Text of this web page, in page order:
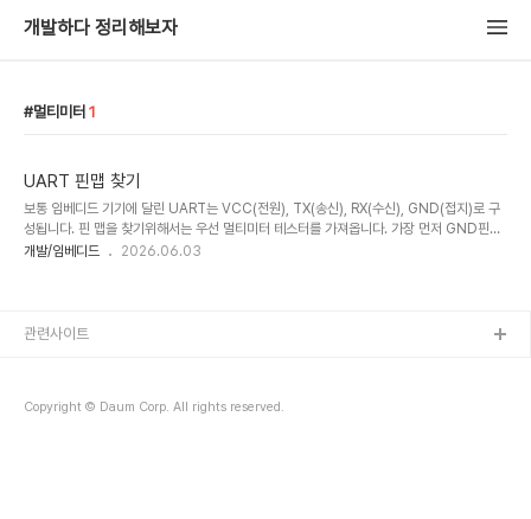
개발하다 정리해보자
멀티미터 1
UART 핀맵 찾기
보통 임베디드 기기에 달린 UART는 VCC(전원), TX(송신), RX(수신), GND(접지)로 구
성됩니다. 핀 맵을 찾기위해서는 우선 멀티미터 테스터를 가져옵니다. 가장 먼저 GND핀을
먼저 찾아야합니다.멀티미터를 통전 확인 모드로 놓고, 보드의 전원이 들어오는 쪽에 있는
있습니다.그 핀이 VCC입니다. TX, RX는 거꾸로 연결해도 큰 문제가 발생하지 않기 때문에
개발/임베디드 2026.06.03
Copyright © Daum Corp. All rights reserved.
관련사이트